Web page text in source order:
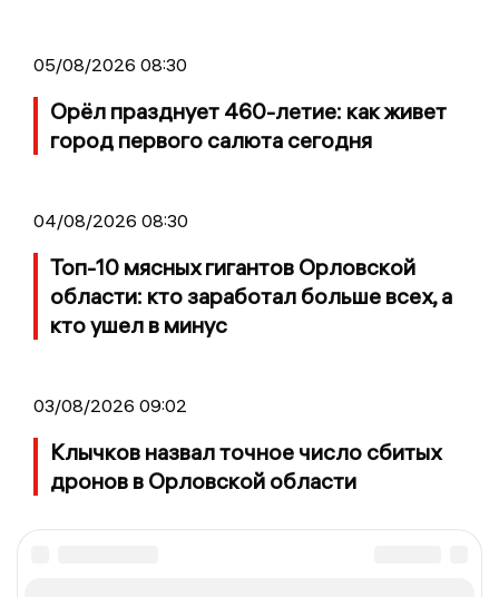
05/08/2026 08:30
Орёл празднует 460-летие: как живет
город первого салюта сегодня
04/08/2026 08:30
Топ-10 мясных гигантов Орловской
области: кто заработал больше всех, а
кто ушел в минус
03/08/2026 09:02
Клычков назвал точное число сбитых
дронов в Орловской области